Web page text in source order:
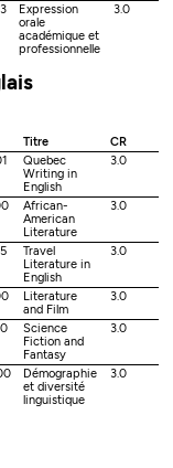
Expression
orale
académique et
professionnelle
3.0
Titre
CR
Quebec
Writing in
English
3.0
African-
American
Literature
3.0
Travel
Literature in
English
3.0
Literature
and Film
3.0
Science
Fiction and
Fantasy
3.0
Démographie
et diversité
linguistique
3.0